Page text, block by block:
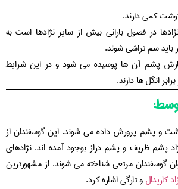
کمی دارند.
در فصول بارانی بیش از سایر نژادها است به
باید سم تراشی شوند.
پشم آن ها پوسیده می شود و در این شرایط
انگل ها دارند.
و پشم پرورش داده می شوند. این گوسفندان از
پشم ظریف و پشم دراز بوجود آمده اند. نژادهای
گوسفندان مرتعی شناخته می شوند. از مشهورترین
کاریدالو تارگی اشاره کرد.